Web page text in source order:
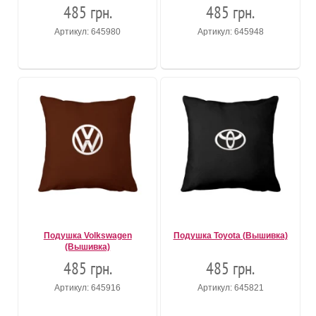
485 грн.
Артикул: 645980
485 грн.
Артикул: 645948
Подушка Volkswagen
(Вышивка)
485 грн.
Артикул: 645916
Подушка Toyota (Вышивка)
485 грн.
Артикул: 645821